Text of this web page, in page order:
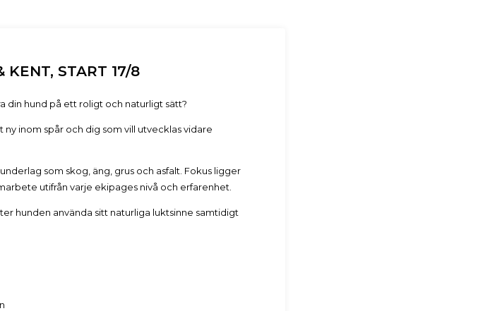
KENT, START 17/8
din hund på ett roligt och naturligt sätt?
inom spår och dig som vill utvecklas vidare
som skog, äng, grus och asfalt. Fokus ligger
utifrån varje ekipages nivå och erfarenhet.
hunden använda sitt naturliga luktsinne samtidigt